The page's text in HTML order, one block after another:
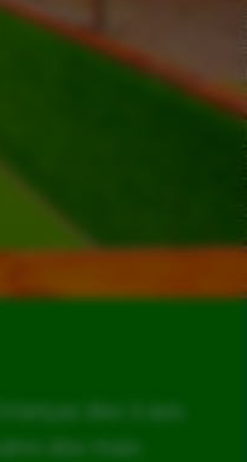
dos 3 aos
dos mais